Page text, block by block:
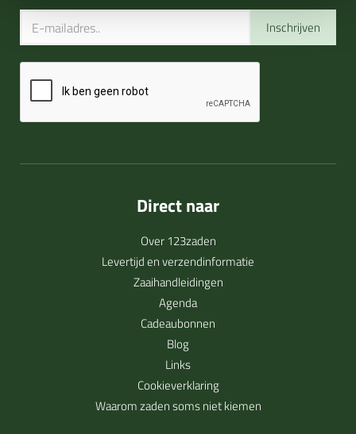
Inschrijven
Direct naar
Over 123zaden
Levertijd en verzendinformatie
Zaaihandleidingen
Agenda
Cadeaubonnen
Blog
Links
Cookieverklaring
Waarom zaden soms niet kiemen